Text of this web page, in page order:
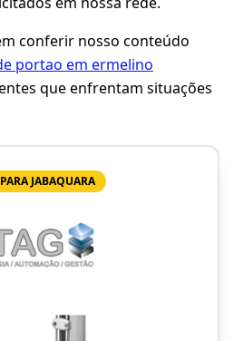
conferir nosso conteúdo
portao em ermelino
que enfrentam situações
JABAQUARA